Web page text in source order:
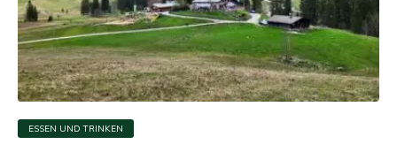
ESSEN UND TRINKEN